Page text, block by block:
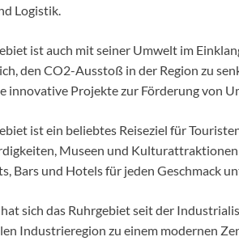
Logistik.
ist auch mit seiner Umwelt im
den CO2-Ausstoß in der Region zu
innovative Projekte zur Förderung von
ist ein beliebtes Reiseziel für
Museen und Kulturattraktionen
Bars und Hotels für jeden Geschmack
sich das Ruhrgebiet seit der
Industrieregion zu einem modernen